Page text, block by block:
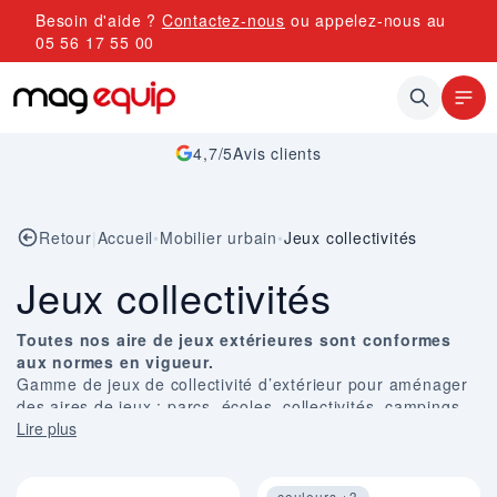
Allez au contenu
Besoin d'aide ? Contactez-nous ou appelez-nous au
05 56 17 55 00
4,7/5Avis clients
Retour|Accueil•Mobilier urbain•Jeux collectivités
Jeux collectivités
Toutes nos aire de jeux extérieures sont conformes
aux normes en vigueur.
Gamme de jeux de collectivité d’extérieur pour aménager
des aires de jeux : parcs, écoles, collectivités, campings…
Jeux de collectivités d’extérieur
Lire plus